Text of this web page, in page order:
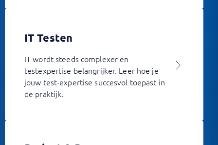
IT Testen
IT wordt steeds complexer en
testexpertise belangrijker. Leer hoe je
jouw test-expertise succesvol toepast in
de praktijk.